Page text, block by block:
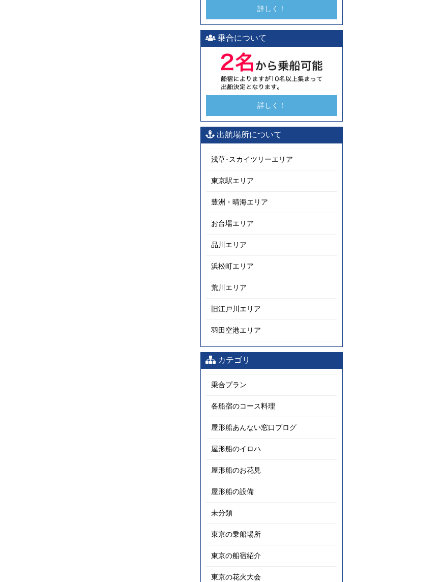
詳しく！
乗合について
詳しく！
出航場所について
浅草･スカイツリーエリア
東京駅エリア
豊洲・晴海エリア
お台場エリア
品川エリア
浜松町エリア
荒川エリア
旧江戸川エリア
羽田空港エリア
カテゴリ
乗合プラン
各船宿のコース料理
屋形船あんない窓口ブログ
屋形船のイロハ
屋形船のお花見
屋形船の設備
未分類
東京の乗船場所
東京の船宿紹介
東京の花火大会